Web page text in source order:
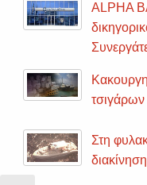
ALPHA
Στη